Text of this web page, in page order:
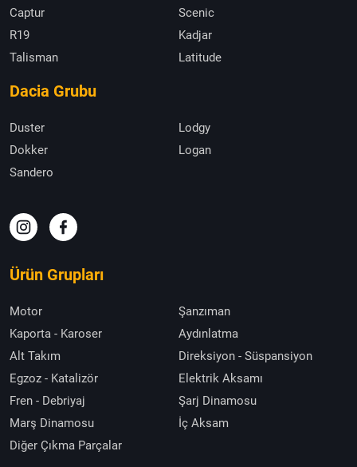
Captur
Scenic
R19
Kadjar
Talisman
Latitude
Dacia Grubu
Duster
Lodgy
Dokker
Logan
Sandero
Ürün Grupları
Motor
Şanzıman
Kaporta - Karoser
Aydınlatma
Alt Takım
Direksiyon - Süspansiyon
Egzoz - Katalizör
Elektrik Aksamı
Fren - Debriyaj
Şarj Dinamosu
Marş Dinamosu
İç Aksam
Diğer Çıkma Parçalar